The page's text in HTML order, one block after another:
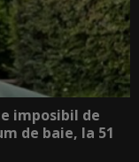
imposibil de
de baie, la 51